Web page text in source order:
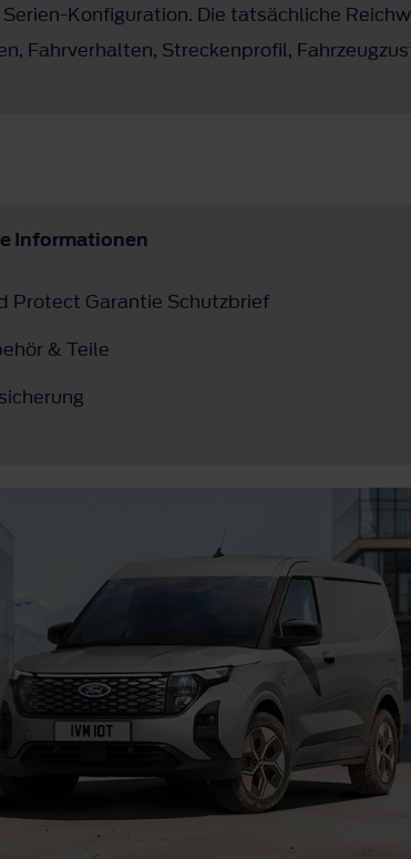
Konfiguration. Die tatsächliche
Fahrverhalten, Streckenprofil,
Informationen
Protect Garantie Schutzbrief
& Teile